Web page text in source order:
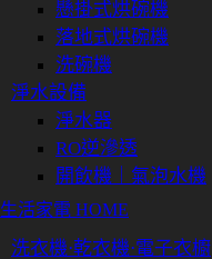
懸掛式烘碗機
落地式烘碗機
洗碗機
淨水設備
淨水器
RO逆滲透
開飲機｜氣泡水機
生活家電 HOME
洗衣機⋅乾衣機⋅電子衣櫥